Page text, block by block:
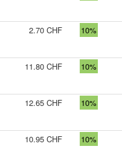
2.70 CHF 10%
11.80 CHF 10%
12.65 CHF 10%
10.95 CHF 10%